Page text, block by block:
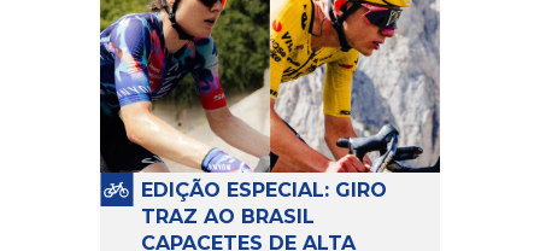
papel fundamental na
segurança e no
comportamento do veículo: o
pivô de suspensão.
Responsável por conectar
diferentes componentes do
sistema e permitir os
movimentos necessários
durante a condução, o pivô […]
EDIÇÃO ESPECIAL: GIRO
TRAZ AO BRASIL
CAPACETES DE ALTA